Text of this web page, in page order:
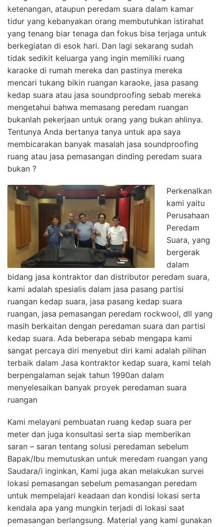
ketenangan, ataupun peredam suara dalam kamar
tidur yang kebanyakan orang membutuhkan istirahat
yang tenang biar tenaga dan fokus bisa terjaga untuk
berkegiatan di esok hari. Dan lagi sekarang sudah
tidak sedikit keluarga yang ingin memiliki ruang
karaoke di rumah mereka dan pastinya mereka
mencari tukang bikin ruangan karaoke, jasa pasang
kedap suara atau jasa soundproofing sebab mereka
mengetahui bahwa memasang peredam ruangan
bukanlah pekerjaan untuk orang yang bukan ahlinya.
Tentunya Anda bertanya tanya untuk apa saya
membicarakan banyak masalah jasa soundproofing
ruang atau jasa pemasangan dinding peredam suara
bukan ?
Perkenalkan
kami yaitu
Perusahaan
Peredam
Suara, yang
bergerak
dalam
bidang jasa kontraktor dan distributor peredam suara,
kami adalah spesialis dalam jasa pasang partisi
ruangan kedap suara, jasa pasang kedap suara
ruangan, jasa pemasangan peredam rockwool, dll yang
masih berkaitan dengan peredaman suara dan partisi
kedap suara. Ada beberapa sebab mengapa kami
sangat percaya diri menyebut diri kami adalah pilihan
terbaik dalam Jasa kontraktor kedap suara, kami telah
berpengalaman sejak tahun 1990an dalam
menyelesaikan banyak proyek peredaman suara
ruangan
Kami melayani pembuatan ruang kedap suara per
meter dan juga konsultasi serta siap memberikan
saran – saran tentang solusi peredaman sebelum
Bapak/Ibu memutuskan untuk meredam ruangan yang
Saudara/i inginkan, Kami juga akan melakukan survei
lokasi pemasangan sebelum pemasangan peredam
untuk mempelajari keadaan dan kondisi lokasi serta
kendala apa yang mungkin terjadi di lokasi saat
pemasangan berlangsung. Material yang kami gunakan